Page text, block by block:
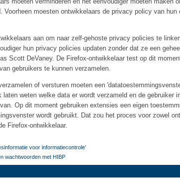
Voorheen moesten ontwikkelaars de privacy policy van hun
aan om naar zelf-gehoste privacy policies te
hun privacy policies updaten zonder dat ze een
Scott DeVaney. De Firefox-ontwikkelaar test op dit
gebruikers te kunnen verzamelen.
of versturen moeten een
weten welke data er wordt verzameld en de gebruiker
Op dit moment gebruiken extensies een eigen
wordt gebruikt. Dat zou het proces voor zowel
Firefox-ontwikkelaar.
voor informatiecontrole'
wachtwoorden met HIBP